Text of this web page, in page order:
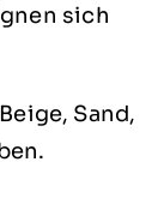
sich
Sand,